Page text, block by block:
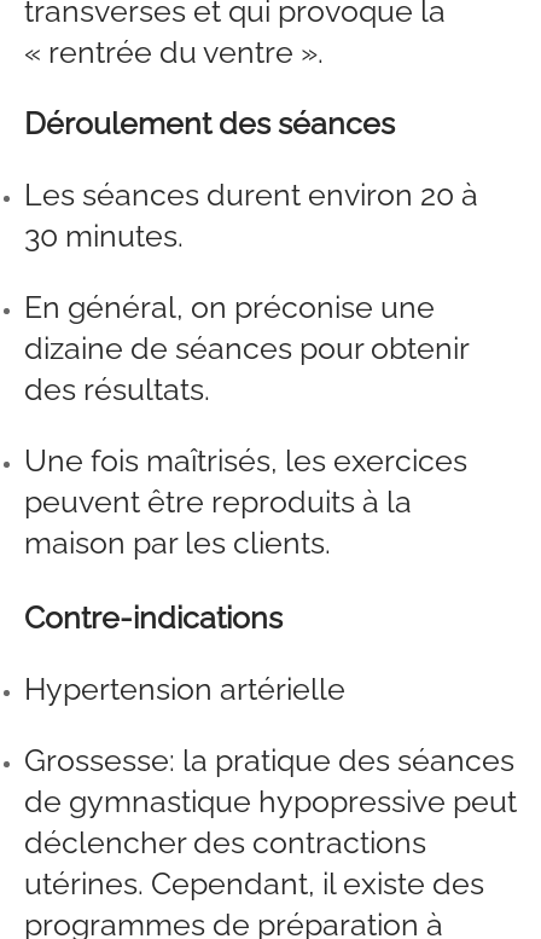
transverses et qui provoque la
« rentrée du ventre ».
Déroulement des séances
Les séances durent environ 20 à
30 minutes.
En général, on préconise une
dizaine de séances pour obtenir
des résultats.
Une fois maîtrisés, les exercices
peuvent être reproduits à la
maison par les clients.
Contre-indications
Hypertension artérielle
Grossesse: la pratique des séances
de gymnastique hypopressive peut
déclencher des contractions
utérines. Cependant, il existe des
programmes de préparation à